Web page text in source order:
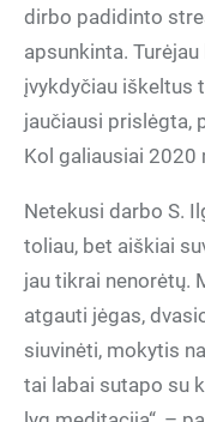
dirbo padidinto
apsunkinta.
įvykdyčiau iškeltus
jaučiausi prislėgta,
Kol galiausiai 2020
Netekusi darbo S.
toliau, bet aiškiai
jau tikrai nenorėtų.
atgauti jėgas,
siuvinėti, mokytis
tai labai sutapo su